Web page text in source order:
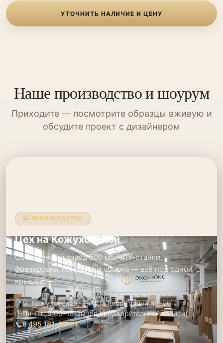
УТОЧНИТЬ НАЛИЧИЕ И ЦЕНУ
Наше производство и шоурум
Приходите — посмотрите образцы вживую и
обсудите проект с дизайнером
🏭 ПРОИЗВОДСТВО
Цех на Кожуховской
Собственный завод 500 м². ЧПУ-станки,
фрезеровка, покраска и сборка — всё под одной
крышей.
📍м. Кожуховская, 2-й Южнопортовый пр. 26
🕑Пн–Пт: 9:00–18:00 (по предварительной записи)
📞8 495 181-19-91